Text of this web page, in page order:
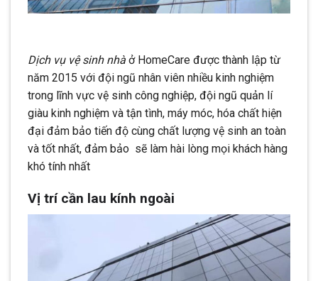
Dịch vụ vệ sinh nhà ở HomeCare được thành lập từ
năm 2015 với đội ngũ nhân viên nhiều kinh nghiệm
trong lĩnh vực vệ sinh công nghiệp, đội ngũ quản lí
giàu kinh nghiệm và tận tình, máy móc, hóa chất hiện
đại đảm bảo tiến độ cùng chất lượng vệ sinh an toàn
và tốt nhất, đảm bảo sẽ làm hài lòng mọi khách hàng
khó tính nhất
Vị trí cần lau kính ngoài